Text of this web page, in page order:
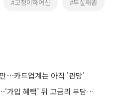
#고정이하여신 #부실채권
⋯카드업계는 아직 '관망'
리볼빙 평균금리 17.4%⋯‘가입 혜택’ 뒤 고금리 부담 주의